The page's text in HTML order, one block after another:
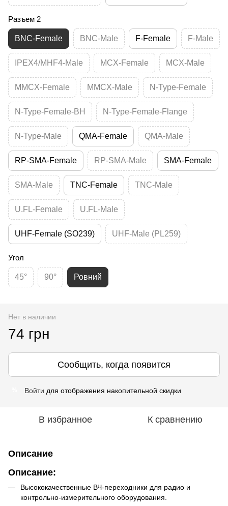
Разъем 2
BNC-Female BNC-Male F-Female F-Male
IPEX4/MHF4-Male MCX-Female MCX-Male
MMCX-Female MMCX-Male N-Type-Female
N-Type-Female-BH N-Type-Female-Flange
N-Type-Male QMA-Female QMA-Male
RP-SMA-Female RP-SMA-Male SMA-Female
SMA-Male TNC-Female TNC-Male
U.FL-Female U.FL-Male
UHF-Female (SO239) UHF-Male (PL259)
Угол
45° 90° Ровний
Нет в наличии
74 грн
Сообщить, когда появится
Войти для отображения накопительной скидки
В избранное К сравнению
Описание
Описание:
Высококачественные ВЧ-переходники для радио и
контрольно-измерительного оборудования.